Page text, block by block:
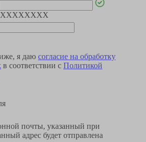
я даю согласие на обработку
в соответствии с Политикой
почты, указанный при
адрес будет отправлена